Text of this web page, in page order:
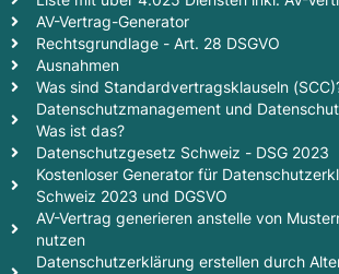
AV-Vertrag-Generator
Rechtsgrundlage - Art. 28 DSGVO
Ausnahmen
Was sind Standardvertragsklauseln
Datenschutzmanagement und
Was ist das?
Datenschutzgesetz Schweiz - DSG 2023
Kostenloser Generator für
Schweiz 2023 und DGSVO
AV-Vertrag generieren anstelle von
nutzen
Datenschutzerklärung erstellen durch